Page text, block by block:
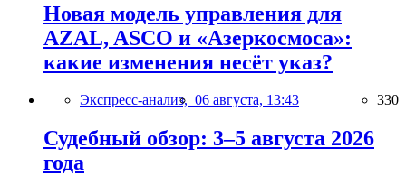
Новая модель управления для
AZAL, ASCO и «Азеркосмоса»:
какие изменения несёт указ?
Экспресс-анализ, 06 августа, 13:43 330
Судебный обзор: 3–5 августа 2026
года